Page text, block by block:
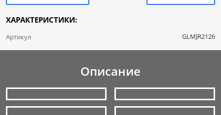
ХАРАКТЕРИСТИКИ:
Артикул GLMJR2126
Описание